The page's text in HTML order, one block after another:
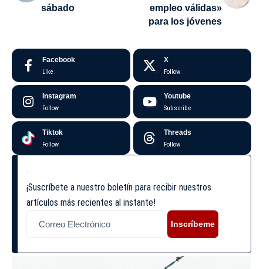
sábado
empleo válidas»
para los jóvenes
Facebook
Like
X
Follow
Instagram
Follow
Youtube
Subscribe
Tiktok
Follow
Threads
Follow
¡Suscríbete a nuestro boletín para recibir nuestros
artículos más recientes al instante!
Inscríbeme